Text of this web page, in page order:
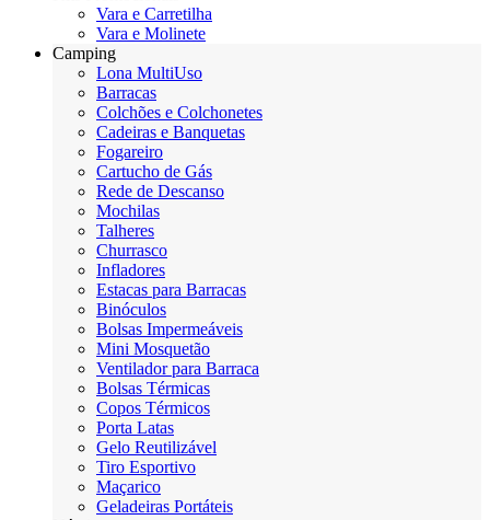
Vara e Carretilha
Vara e Molinete
Camping
Lona MultiUso
Barracas
Colchões e Colchonetes
Cadeiras e Banquetas
Fogareiro
Cartucho de Gás
Rede de Descanso
Mochilas
Talheres
Churrasco
Infladores
Estacas para Barracas
Binóculos
Bolsas Impermeáveis
Mini Mosquetão
Ventilador para Barraca
Bolsas Térmicas
Copos Térmicos
Porta Latas
Gelo Reutilizável
Tiro Esportivo
Maçarico
Geladeiras Portáteis